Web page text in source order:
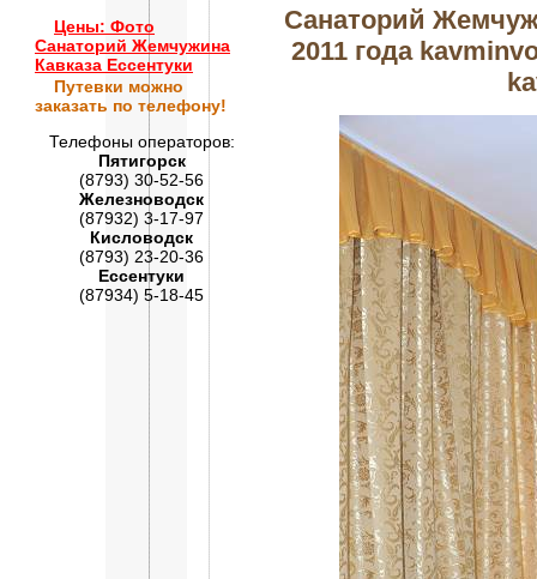
Цены: Фото
Санаторий Жемчужина
Кавказа Ессентуки
Путевки можно
заказать по телефону!
Телефоны операторов:
Пятигорск
(8793) 30-52-56
Железноводск
(87932) 3-17-97
Кисловодск
(8793) 23-20-36
Ессентуки
(87934) 5-18-45
Санаторий
2011 года